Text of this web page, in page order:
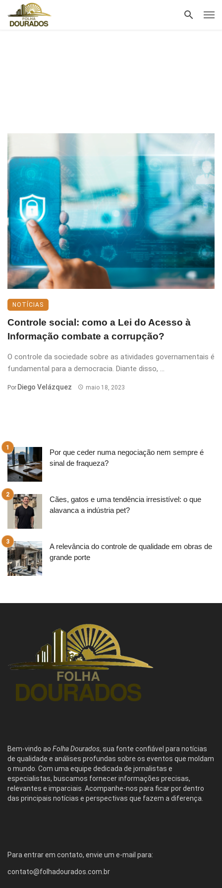
NOTÍCIAS
Controle social: como a Lei do Acesso à
Informação combate a corrupção?
O controle da sociedade sobre as atividades governamentais é
fundamental para a democracia. Diante disso, ...
Por Diego Velázquez maio 18, 2023
Por que ceder numa negociação nem sempre é
sinal de fraqueza?
Cães, gatos e uma tendência irresistível: o que
alavanca a indústria pet?
A relevância do controle de qualidade em obras de
grande porte
Bem-vindo ao Folha Dourados, sua fonte confiável para notícias
de qualidade e análises profundas sobre os eventos que moldam
o mundo. Com uma equipe dedicada de jornalistas e
especialistas, buscamos fornecer informações precisas,
relevantes e imparciais. Acompanhe-nos para ficar por dentro
das principais notícias e perspectivas que fazem a diferença.
Para entrar em contato, envie um e-mail para:
contato@folhadourados.com.br